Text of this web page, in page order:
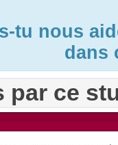
tu nous
dans
par ce